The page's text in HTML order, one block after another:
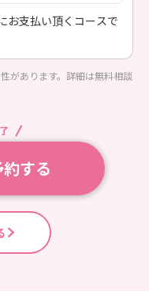
お支払い頂くコースで
があります。詳細は無料相談
する